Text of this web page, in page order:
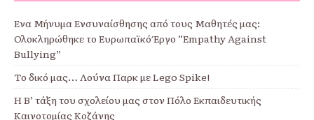
Ένα Μήνυμα Ενσυναίσθησης από τους Μαθητές μας:
Ολοκληρώθηκε το Ευρωπαϊκό Έργο “Empathy Against
Bullying”
Το δικό μας… Λούνα Παρκ με Lego Spike!
Η Β’ τάξη του σχολείου μας στον Πόλο Εκπαιδευτικής
Καινοτομίας Κοζάνης